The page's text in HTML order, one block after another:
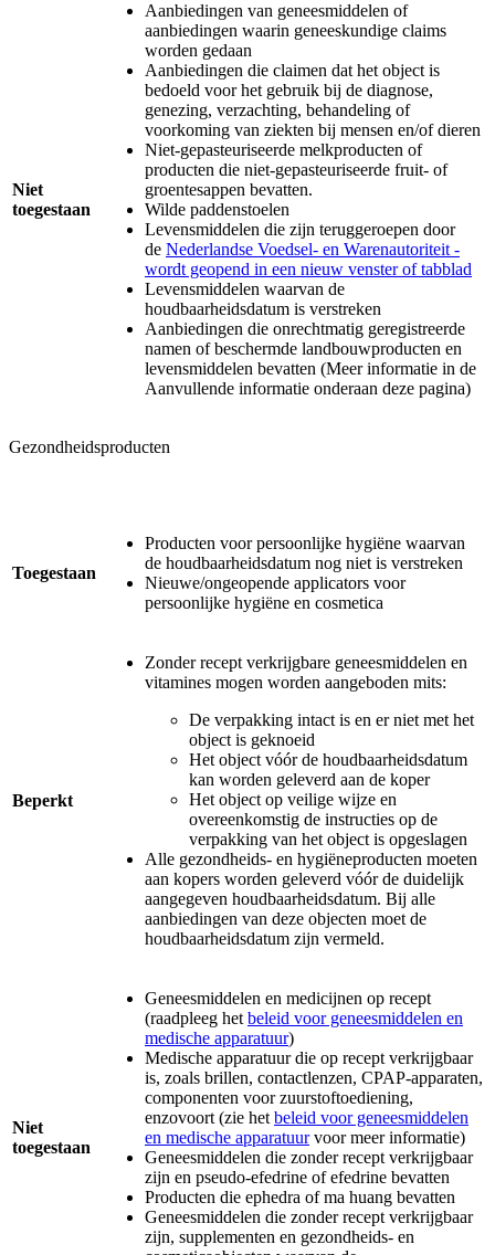
Niet
toegestaan
Aanbiedingen van geneesmiddelen of
aanbiedingen waarin geneeskundige claims
worden gedaan
Aanbiedingen die claimen dat het object is
bedoeld voor het gebruik bij de diagnose,
genezing, verzachting, behandeling of
voorkoming van ziekten bij mensen en/of dieren
Niet-gepasteuriseerde melkproducten of
producten die niet-gepasteuriseerde fruit- of
groentesappen bevatten.
Wilde paddenstoelen
Levensmiddelen die zijn teruggeroepen door
de Nederlandse Voedsel- en Warenautoriteit -
wordt geopend in een nieuw venster of tabblad
Levensmiddelen waarvan de
houdbaarheidsdatum is verstreken
Aanbiedingen die onrechtmatig geregistreerde
namen of beschermde landbouwproducten en
levensmiddelen bevatten (Meer informatie in de
Aanvullende informatie onderaan deze pagina)
Gezondheidsproducten
Toegestaan
Producten voor persoonlijke hygiëne waarvan
de houdbaarheidsdatum nog niet is verstreken
Nieuwe/ongeopende applicators voor
persoonlijke hygiëne en cosmetica
Beperkt
Zonder recept verkrijgbare geneesmiddelen en
vitamines mogen worden aangeboden mits:
De verpakking intact is en er niet met het
object is geknoeid
Het object vóór de houdbaarheidsdatum
kan worden geleverd aan de koper
Het object op veilige wijze en
overeenkomstig de instructies op de
verpakking van het object is opgeslagen
Alle gezondheids- en hygiëneproducten moeten
aan kopers worden geleverd vóór de duidelijk
aangegeven houdbaarheidsdatum. Bij alle
aanbiedingen van deze objecten moet de
houdbaarheidsdatum zijn vermeld.
Niet
toegestaan
Geneesmiddelen en medicijnen op recept
(raadpleeg het beleid voor geneesmiddelen en
medische apparatuur)
Medische apparatuur die op recept verkrijgbaar
is, zoals brillen, contactlenzen, CPAP-apparaten,
componenten voor zuurstoftoediening,
enzovoort (zie het beleid voor geneesmiddelen
en medische apparatuurvoor meer informatie)
Geneesmiddelen die zonder recept verkrijgbaar
zijn en pseudo-efedrine of efedrine bevatten
Producten die ephedra of ma huang bevatten
Geneesmiddelen die zonder recept verkrijgbaar
zijn, supplementen en gezondheids- en